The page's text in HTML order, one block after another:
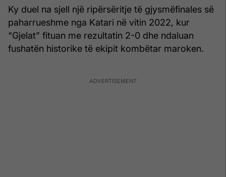
Ky duel na sjell një ripërsëritje të gjysmëfinales së
paharrueshme nga Katari në vitin 2022, kur
“Gjelat” fituan me rezultatin 2-0 dhe ndaluan
fushatën historike të ekipit kombëtar maroken.